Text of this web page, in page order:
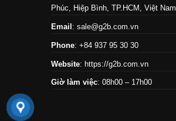
Phúc, Hiệp Bình, TP.HCM, Việt Nam
Email : sale@g2b.com.vn
Phone: +84 937 95 30 30
Website: https://g2b.com.vn
Giờ làm việc: 08h00 – 17h00